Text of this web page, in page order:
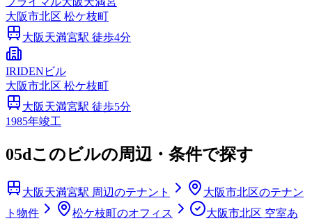
大阪市北区 松ケ枝町
大阪天満宮駅 徒歩4分
IRIDENビル
大阪市北区 松ケ枝町
大阪天満宮駅 徒歩5分
1985年竣工
05dこのビルの周辺・条件で探す
大阪天満宮駅 周辺のテナント
大阪市北区のテナン
ト物件
松ケ枝町のオフィス
大阪市北区 空室あ